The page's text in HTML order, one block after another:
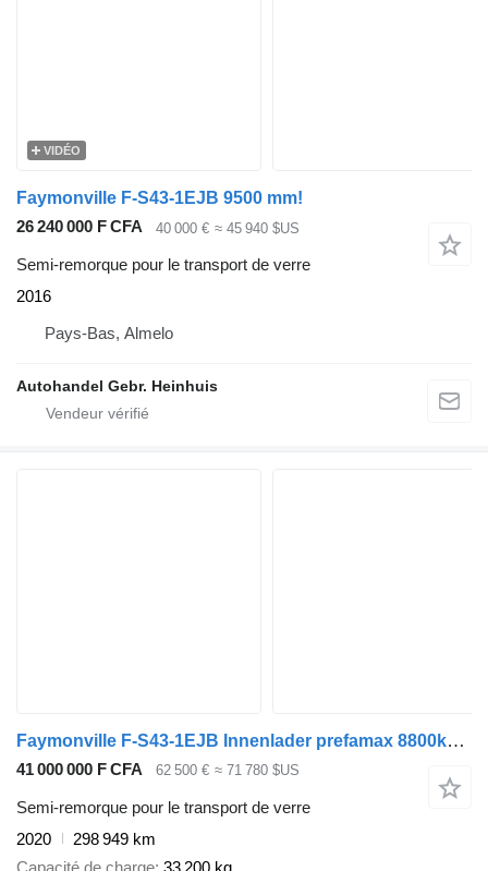
VIDÉO
Faymonville F-S43-1EJB 9500 mm!
26 240 000 F CFA
40 000 € ≈ 45 940 $US
Semi-remorque pour le transport de verre
2016
Pays-Bas, Almelo
Autohandel Gebr. Heinhuis
Faymonville F-S43-1EJB Innenlader prefamax 8800kg! 298949km
41 000 000 F CFA 62 500 € ≈ 71 780 $US
Semi-remorque pour le transport de verre
2020
298 949 km
Capacité de charge 33 200 kg